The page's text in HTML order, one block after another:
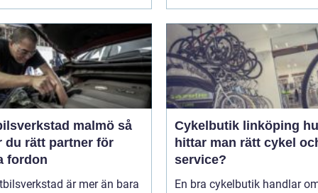
malmö så
du rätt partner för
fordon
är mer än bara
Cykelbutik linköping hur
hittar man rätt cykel
service?
En bra cykelbutik handlar